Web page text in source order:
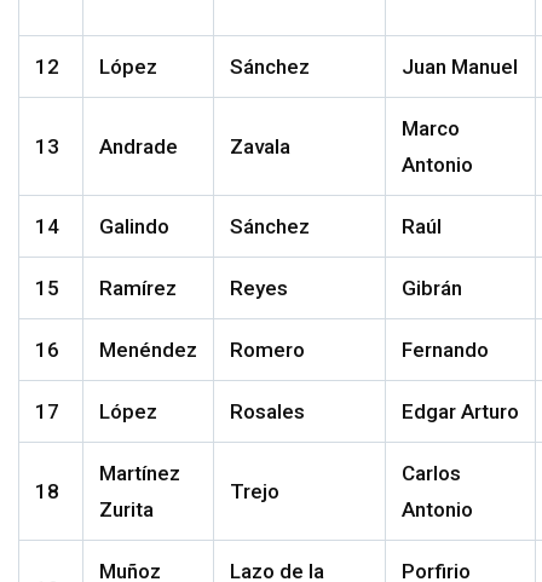
12 López Sánchez Juan Manuel
13 Andrade Zavala
Marco
Antonio
14 Galindo Sánchez Raúl
15 Ramírez Reyes Gibrán
16 Menéndez Romero Fernando
17 López Rosales Edgar Arturo
18
Martínez
Zurita
Trejo
Carlos
Antonio
Muñoz
Lazo de la
Porfirio